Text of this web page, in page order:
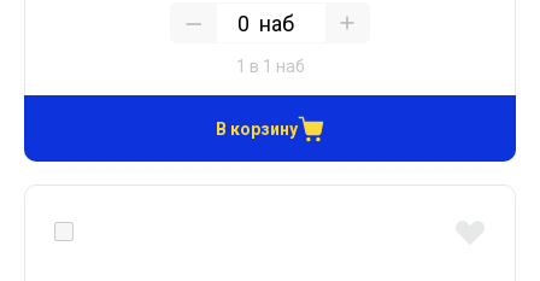
наб
1 в 1 наб
В корзину